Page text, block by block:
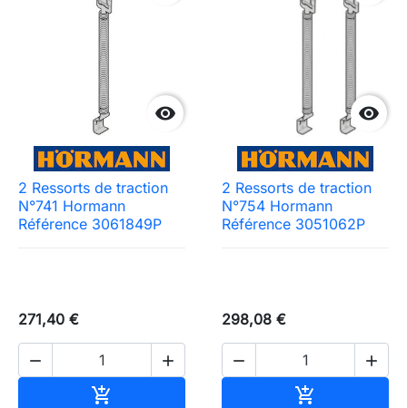

2 Ressorts de traction
N°741 Hormann
Référence 3061849P
271,40 €
 


2 Ressorts de traction
N°754 Hormann
Référence 3051062P
298,08 €
 
